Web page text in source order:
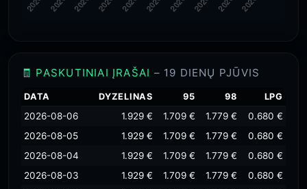
🧾 PASKUTINIAI ĮRAŠAI – 19 DIENŲ PJŪVIS
DATA DYZELINAS 95 98 LPG
2026-08-06 1.929 € 1.709 € 1.779 €
0.680 €
2026-08-05
1.929 € 1.709 € 1.779 €
0.680 €
2026-08-04
1.929 € 1.709 € 1.779 €
0.680 €
2026-08-03
1.929 € 1.709 € 1.779 €
0.680 €